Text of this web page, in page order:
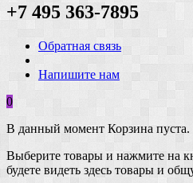
+7 495 363-7895
Обратная связь
Напишите нам
0
В данный момент Корзина пуста.
Выберите товары и нажмите на
будете видеть здесь товары и